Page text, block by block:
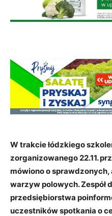
W trakcie łódzkiego
zorganizowanego 22.11.
mówiono o
warzyw polowych. Zespół
przedsiębiorstwa
uczestników spotkania o